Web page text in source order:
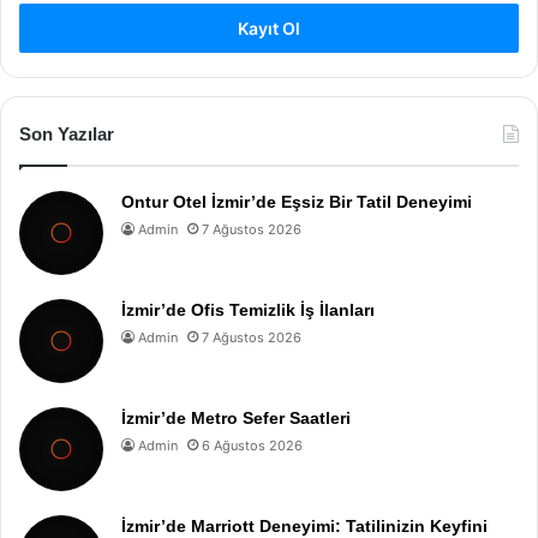
Kayıt Ol
Son Yazılar
Ontur Otel İzmir’de Eşsiz Bir Tatil Deneyimi
Admin 7 Ağustos 2026
İzmir’de Ofis Temizlik İş İlanları
Admin 7 Ağustos 2026
İzmir’de Metro Sefer Saatleri
Admin 6 Ağustos 2026
İzmir’de Marriott Deneyimi: Tatilinizin Keyfini